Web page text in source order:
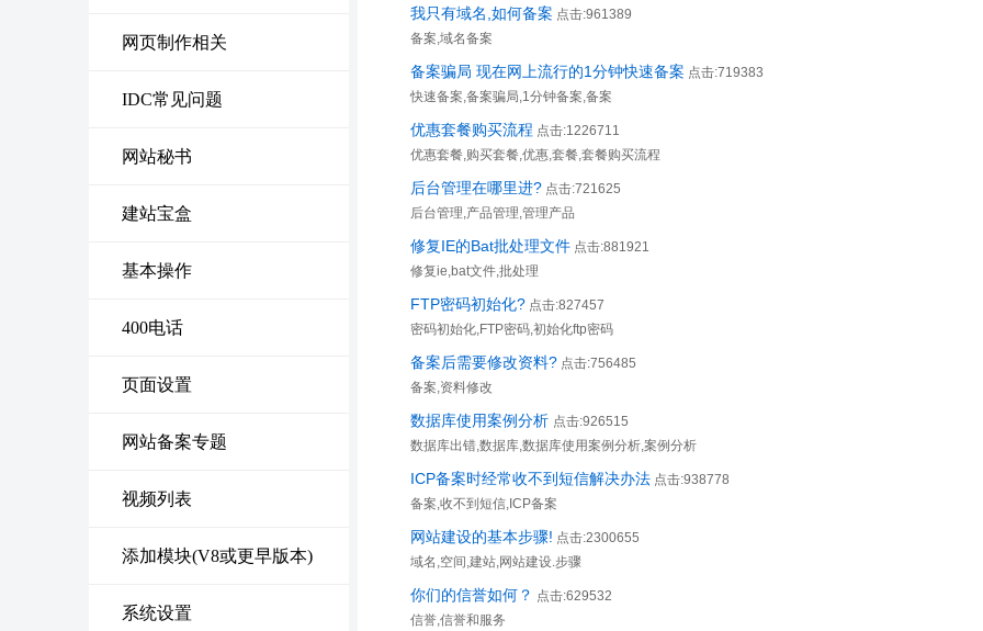
网页制作相关
IDC常见问题
网站秘书
建站宝盒
基本操作
400电话
页面设置
网站备案专题
视频列表
添加模块(V8或更早版本)
系统设置
我只有域名,如何备案 点击:961389
备案,域名备案
备案骗局 现在网上流行的1分钟快速备案 点击:719383
快速备案,备案骗局,1分钟备案,备案
优惠套餐购买流程 点击:1226711
优惠套餐,购买套餐,优惠,套餐,套餐购买流程
后台管理在哪里进? 点击:721625
后台管理,产品管理,管理产品
修复IE的Bat批处理文件 点击:881921
修复ie,bat文件,批处理
FTP密码初始化? 点击:827457
密码初始化,FTP密码,初始化ftp密码
备案后需要修改资料? 点击:756485
备案,资料修改
数据库使用案例分析 点击:926515
数据库出错,数据库,数据库使用案例分析,案例分析
ICP备案时经常收不到短信解决办法 点击:938778
备案,收不到短信,ICP备案
网站建设的基本步骤! 点击:2300655
域名,空间,建站,网站建设.步骤
你们的信誉如何？ 点击:629532
信誉,信誉和服务